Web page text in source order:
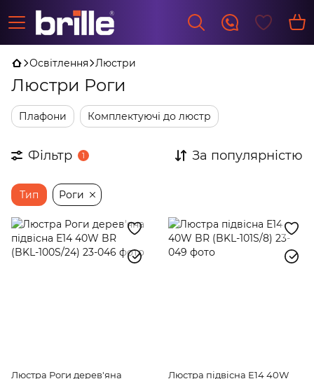
Освітлення Люстри
Люстри Роги
Плафони Комплектуючі до люстр
Фільтр 1 За популярністю
Тип Роги
Люстра Роги дерев'яна
Люстра підвісна E14 40W